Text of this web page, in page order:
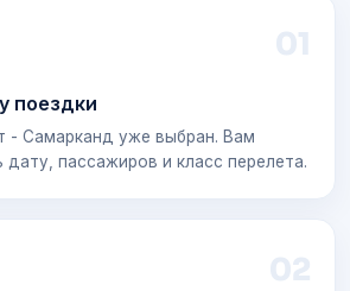
01
поездки
- Самарканд уже выбран. Вам
дату, пассажиров и класс перелета.
02